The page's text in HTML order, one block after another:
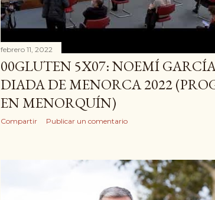
febrero 11, 2022
00GLUTEN 5X07: NOEMÍ
DIADA DE MENORCA 2022
EN MENORQUÍN)
Compartir Publicar un comentario